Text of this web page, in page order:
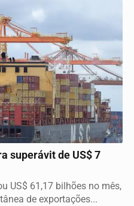
superávit de US$ 7
US$ 61,17 bilhões no mês,
de exportações...